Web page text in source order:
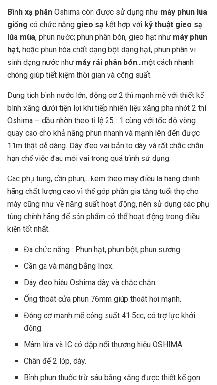
Bình xạ phân Oshima còn được sử dụng như máy phun lúa
giống có chức năng gieo sạ kết hợp với kỹ thuật gieo sạ
lúa mùa, phun nước; phun phân bón, gieo hạt như máy phun
hạt, hoặc phun hóa chất dạng bột dạng hạt, phun phân vi
sinh dạng nước như máy rải phân bón…một cách nhanh
chóng giúp tiết kiệm thời gian và công suất.
Dung tích bình nước lớn, động cơ 2 thì mạnh mẽ với thiết kế
bình xăng dưới tiện lợi khi tiếp nhiên liệu xăng pha nhớt 2 thì
Oshima – dầu nhờn theo tỉ lệ 25 : 1 cùng với tốc độ vòng
quay cao cho khả năng phun nhanh và mạnh lên đến được
11m thật dễ dàng. Dây đeo vai bản to dày và rất chắc chắn
hạn chế việc đau mỏi vai trong quá trình sử dụng.
Các phụ tùng, cần phun,…kèm theo máy điều là hàng chính
hãng chất lượng cao vì thế góp phần gia tăng tuổi thọ cho
máy cũng như về năng suất hoạt động, nên sử dụng các phụ
tùng chính hãng để sản phẩm có thể hoạt động trong điều
kiện tốt nhất.
Đa chức năng : Phun hạt, phun bột, phun sương.
Cần ga và máng bằng Inox.
Dây đeo hiệu Oshima dày và chắc chắn.
Ống thoát cửa phun 76mm giúp thoát hơi mạnh.
Động cơ mạnh mẽ công suất 41.5cc, có trợ lực khởi
động.
Mâm lửa và IC có dập nổi thương hiệu OSHIMA
Chân đế 2 lớp, dày.
Bình phun thuốc trừ sâu bằng xăng được thiết kế gọn